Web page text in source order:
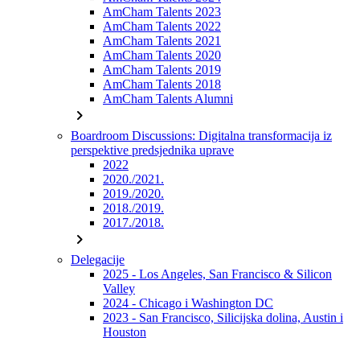
AmCham Talents 2023
AmCham Talents 2022
AmCham Talents 2021
AmCham Talents 2020
AmCham Talents 2019
AmCham Talents 2018
AmCham Talents Alumni
chevron_right
Boardroom Discussions: Digitalna transformacija iz
perspektive predsjednika uprave
2022
2020./2021.
2019./2020.
2018./2019.
2017./2018.
chevron_right
Delegacije
2025 - Los Angeles, San Francisco & Silicon
Valley
2024 - Chicago i Washington DC
2023 - San Francisco, Silicijska dolina, Austin i
Houston